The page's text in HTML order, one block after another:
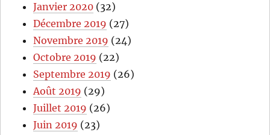
Janvier 2020 (32)
Décembre 2019 (27)
Novembre 2019 (24)
Octobre 2019 (22)
Septembre 2019 (26)
Août 2019 (29)
Juillet 2019 (26)
Juin 2019 (23)